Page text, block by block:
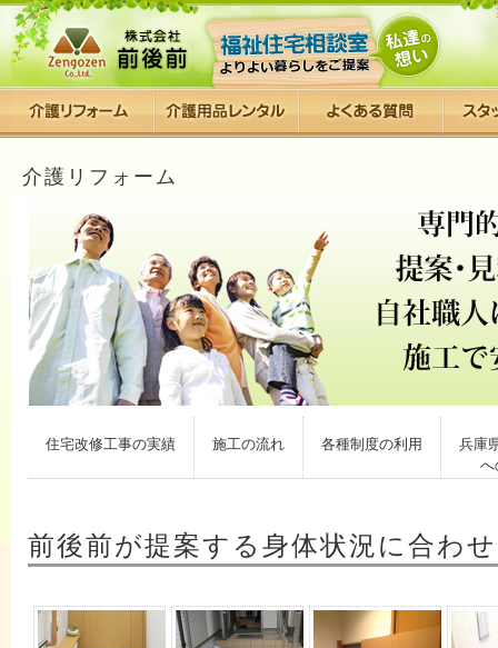
介護リフォーム
住宅改修工事の実績 施工の流れ 各種制度の利用
兵庫
へ
前後前が提案する身体状況に合わ